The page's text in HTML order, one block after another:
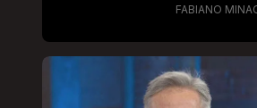
FABIANO